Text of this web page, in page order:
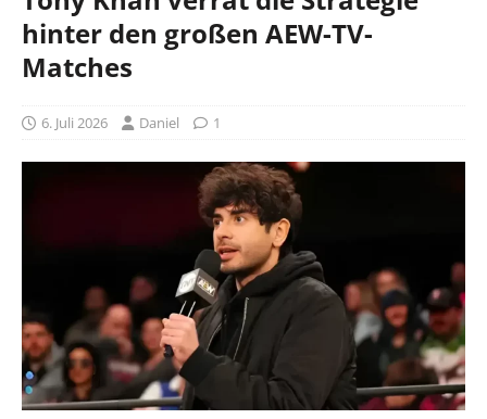
hinter den großen AEW-TV-
Matches
6. Juli 2026 Daniel 1